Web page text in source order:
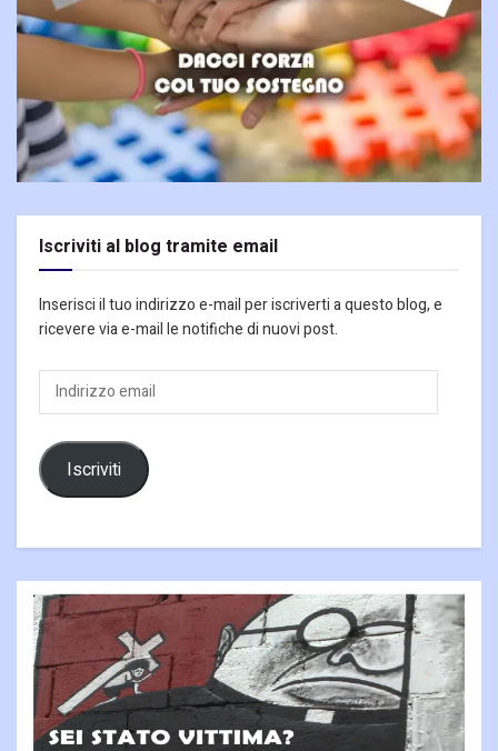
Iscriviti al blog tramite email
Inserisci il tuo indirizzo e-mail per iscriverti a questo blog, e
ricevere via e-mail le notifiche di nuovi post.
Indirizzo
email
Iscriviti